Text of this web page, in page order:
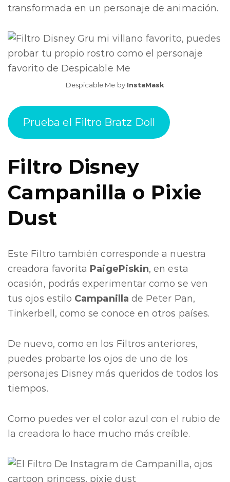
transformada en un personaje de animación.
Despicable Me by InstaMask
Prueba el Filtro Bratz Doll
Filtro Disney
Campanilla o Pixie
Dust
Este Filtro también corresponde a nuestra
creadora favorita PaigePiskin, en esta
ocasión, podrás experimentar como se ven
tus ojos estilo Campanilla de Peter Pan,
Tinkerbell, como se conoce en otros países.
De nuevo, como en los Filtros anteriores,
puedes probarte los ojos de uno de los
personajes Disney más queridos de todos los
tiempos.
Como puedes ver el color azul con el rubio de
la creadora lo hace mucho más creíble.